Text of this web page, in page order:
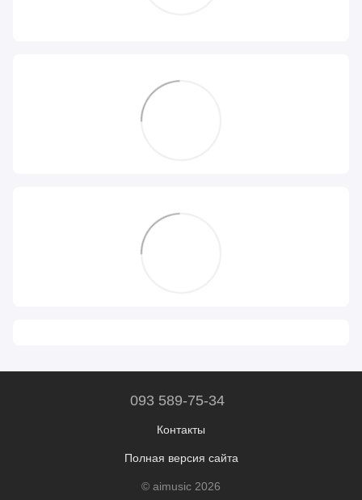
093 589-75-34
Контакты
Полная версия сайта
© aimusic 2026